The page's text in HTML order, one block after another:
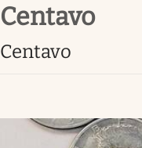
Tiempo
Ciencia y salud
Streaming
centavo
centavo